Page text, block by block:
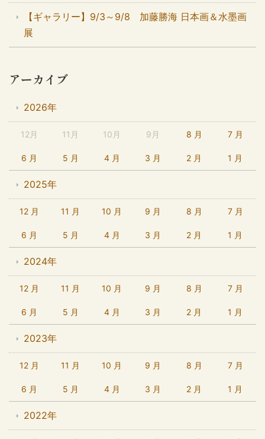
【ギャラリー】9/3～9/8 加藤勝海 日本画＆水墨画
展
アーカイブ
2026年
12月 11月 10月 9月 8 月 7 月
6 月 5 月 4 月 3 月 2 月 1 月
2025年
12 月 11 月 10 月 9 月 8 月 7 月
6 月 5 月 4 月 3 月 2 月 1 月
2024年
12 月 11 月 10 月 9 月 8 月 7 月
6 月 5 月 4 月 3 月 2 月 1 月
2023年
12 月 11 月 10 月 9 月 8 月 7 月
6 月 5 月 4 月 3 月 2 月 1 月
2022年